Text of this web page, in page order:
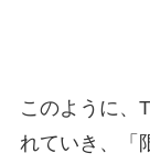
このように、
れていき、「